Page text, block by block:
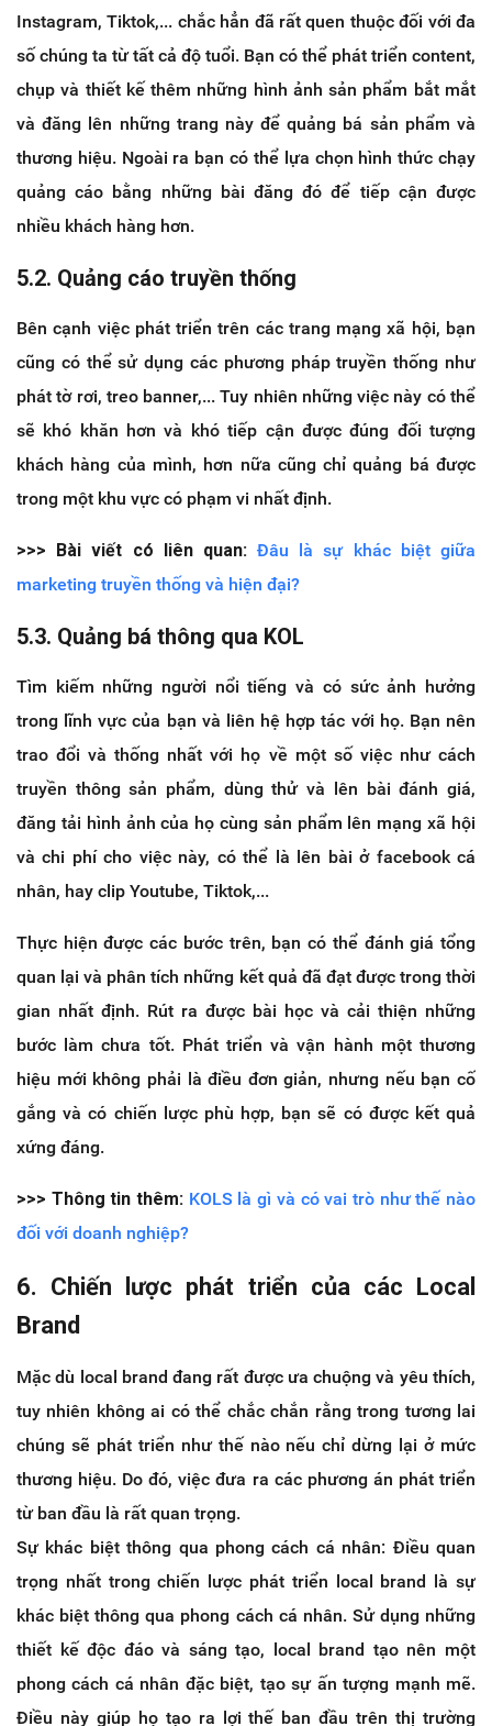
Instagram, Tiktok,... chắc hẳn đã rất quen thuộc đối với đa
số chúng ta từ tất cả độ tuổi. Bạn có thể phát triển content,
chụp và thiết kế thêm những hình ảnh sản phẩm bắt mắt
và đăng lên những trang này để quảng bá sản phẩm và
thương hiệu. Ngoài ra bạn có thể lựa chọn hình thức chạy
quảng cáo bằng những bài đăng đó để tiếp cận được
nhiều khách hàng hơn.
5.2. Quảng cáo truyền thống
Bên cạnh việc phát triển trên các trang mạng xã hội, bạn
cũng có thể sử dụng các phương pháp truyền thống như
phát tờ rơi, treo banner,... Tuy nhiên những việc này có thể
sẽ khó khăn hơn và khó tiếp cận được đúng đối tượng
khách hàng của mình, hơn nữa cũng chỉ quảng bá được
trong một khu vực có phạm vi nhất định.
>>> Bài viết có liên quan: Đâu là sự khác biệt giữa
marketing truyền thống và hiện đại?
5.3. Quảng bá thông qua KOL
Tìm kiếm những người nổi tiếng và có sức ảnh hưởng
trong lĩnh vực của bạn và liên hệ hợp tác với họ. Bạn nên
trao đổi và thống nhất với họ về một số việc như cách
truyền thông sản phẩm, dùng thử và lên bài đánh giá,
đăng tải hình ảnh của họ cùng sản phẩm lên mạng xã hội
và chi phí cho việc này, có thể là lên bài ở facebook cá
nhân, hay clip Youtube, Tiktok,...
Thực hiện được các bước trên, bạn có thể đánh giá tổng
quan lại và phân tích những kết quả đã đạt được trong thời
gian nhất định. Rút ra được bài học và cải thiện những
bước làm chưa tốt. Phát triển và vận hành một thương
hiệu mới không phải là điều đơn giản, nhưng nếu bạn cố
gắng và có chiến lược phù hợp, bạn sẽ có được kết quả
xứng đáng.
>>> Thông tin thêm: KOLS là gì và có vai trò như thế nào
đối với doanh nghiệp?
6. Chiến lược phát triển của các Local
Brand
Mặc dù local brand đang rất được ưa chuộng và yêu thích,
tuy nhiên không ai có thể chắc chắn rằng trong tương lai
chúng sẽ phát triển như thế nào nếu chỉ dừng lại ở mức
thương hiệu. Do đó, việc đưa ra các phương án phát triển
từ ban đầu là rất quan trọng.
Sự khác biệt thông qua phong cách cá nhân: Điều quan
trọng nhất trong chiến lược phát triển local brand là sự
khác biệt thông qua phong cách cá nhân. Sử dụng những
thiết kế độc đáo và sáng tạo, local brand tạo nên một
phong cách cá nhân đặc biệt, tạo sự ấn tượng mạnh mẽ.
Điều này giúp họ tạo ra lợi thế ban đầu trên thị trường